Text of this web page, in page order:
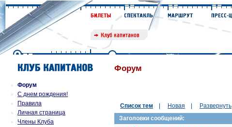
Форум
С днем рождения!
Правила
Личная страница
Члены Клуба
Форум
Список тем
Новая Развернуть
Заголовки сообщений: